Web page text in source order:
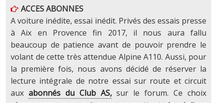
ACCES ABONNES
A voiture inédite, essai inédit. Privés des essais presse
à Aix en Provence fin 2017, il nous aura fallu
beaucoup de patience avant de pouvoir prendre le
volant de cette très attendue Alpine A110. Aussi, pour
la première fois, nous avons décidé de réserver la
lecture intégrale de notre essai sur route et circuit
aux abonnés du Club AS,sur le forum. Ce choix